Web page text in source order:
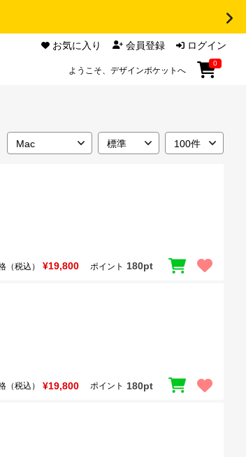
お気に入り 会員登録 ログイン
ようこそ、デザインポケットへ
0
（税込） ¥19,800 ポイント 180pt
（税込） ¥19,800 ポイント 180pt